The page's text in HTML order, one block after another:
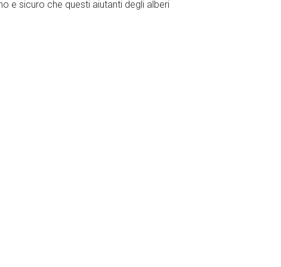
e sicuro che questi aiutanti degli alberi